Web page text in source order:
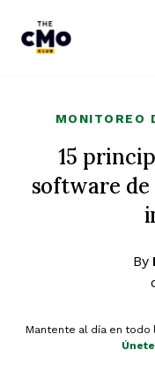
MONITOREO
15
software
By
Mantente al día en todo